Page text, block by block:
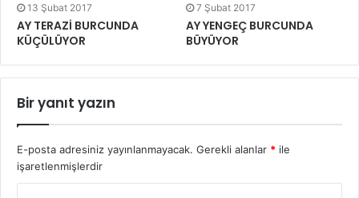
13 Şubat 2017
AY TERAZİ BURCUNDA
KÜÇÜLÜYOR
7 Şubat 2017
AY YENGEÇ BURCUNDA
BÜYÜYOR
Bir yanıt yazın
E-posta adresiniz yayınlanmayacak. Gerekli alanlar * ile
işaretlenmişlerdir